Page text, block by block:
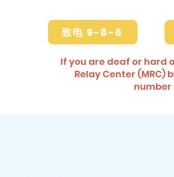
致电 9-8-8
If you are deaf or hard
Relay Center (MRC)
number